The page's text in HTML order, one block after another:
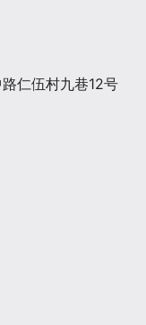
仁伍村九巷12号